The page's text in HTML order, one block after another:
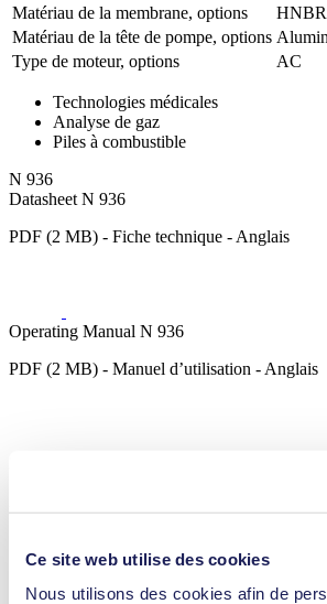
Ce site web utilise des cookies
Nous utilisons des cookies afin de
Matériau de la membrane, options
HNBR
Matériau de la tête de pompe, options
Type de moteur, options
AC
Technologies médicales
Analyse de gaz
Piles à combustible
N 936
Datasheet N 936
PDF (2 MB) - Fiche technique - Anglais
Operating Manual N 936
PDF (2 MB) - Manuel d’utilisation - Anglais